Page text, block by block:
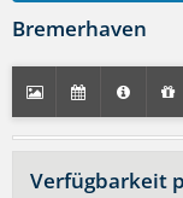
Bremerhaven
Verfügbarkeit